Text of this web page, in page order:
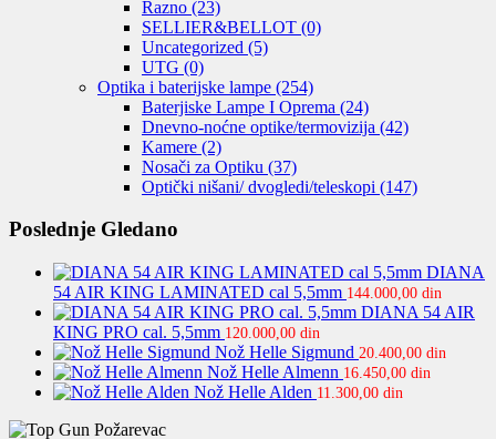
Razno (23)
SELLIER&BELLOT (0)
Uncategorized (5)
UTG (0)
Optika i baterijske lampe (254)
Baterjiske Lampe I Oprema (24)
Dnevno-noćne optike/termovizija (42)
Kamere (2)
Nosači za Optiku (37)
Optički nišani/ dvogledi/teleskopi (147)
Poslednje Gledano
DIANA
54 AIR KING LAMINATED cal 5,5mm 144.000,00 din
DIANA 54 AIR
KING PRO cal. 5,5mm 120.000,00 din
Nož Helle Sigmund 20.400,00 din
Nož Helle Almenn 16.450,00 din
Nož Helle Alden 11.300,00 din